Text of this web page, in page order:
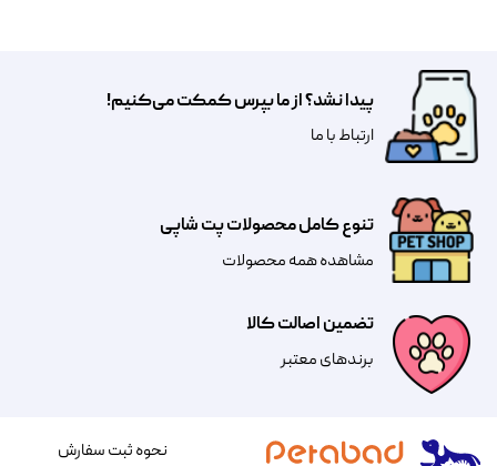
تضمین اصالت کالا
​​برندهای معتبر​​​​​​​
تنوع کامل محصولات پت شاپی
مشاهده همه محصولات
پیدا نشد؟ از ما بپرس کمکت می‌کنیم!
​​​ارتباط با ما
نحوه ثبت سفارش